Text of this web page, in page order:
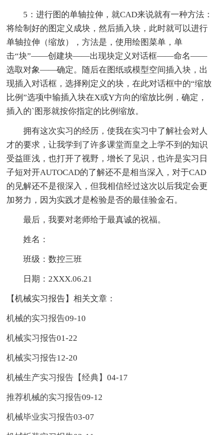
5：进行图的单轴拉伸，就CAD来说就有一种方法：
将绘制好的图定义成块，然后插入块，此时就可以进行
单轴拉伸（缩放），方法是，使用绘图菜单，单
击“块”——创建块——出现块定义对话框——命名——
选取对象——确定。随后在图纸或模型空间插入块，出
现插入对话框，选择刚定义的块，在此对话框中的“缩放
比例”选项中输插入块在X或Y方向的缩放比例，确定，
插入的`图形就按你指定的比例缩放。
拥有这次实习的经历，使我在实习中了解社会对人
才的要求，让我学到了许多课堂而皇之上学不到的知识
受益匪浅，也打开了视野，增长了见识，也许是实习日
子短对开AUTOCAD的了解还不是相当深入，对于CAD
的见解还不是很深入，但我相信经过这次以后我定会更
加努力，因为实践才是检验是否的最佳验金石。
最后，我要对老师给于最真诚的祝福。
姓名：
班级：数控三班
日期：2XXX.06.21
【机械实习报告】相关文章：
机械的实习报告09-10
机械实习报告01-22
机械实习报告12-20
机械生产实习报告【经典】04-17
推荐机械的实习报告09-12
机械毕业实习报告03-07